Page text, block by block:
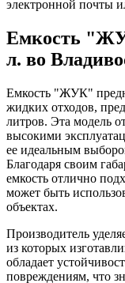
электронной почты
Емкость
л. во
Емкость "ЖУК"
жидких отходов,
литров. Эта модель
высокими
ее идеальным
Благодаря своим
емкость отлично
может быть
объектах.
Производитель
из которых
обладает
повреждениям, что